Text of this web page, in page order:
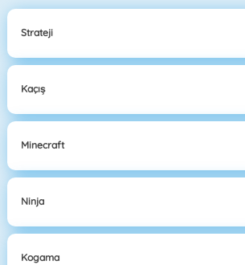
Strateji
Kaçış
Minecraft
Ninja
Kogama